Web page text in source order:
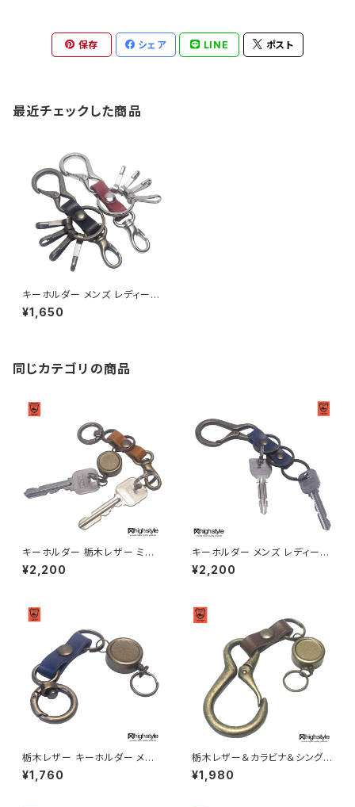
保存 シェア LINE ポスト
最近チェックした商品
キーホルダー メンズ レディース
日本製 栃木レザー＆ミニカラビ
ナ＆4連フック＋小型ナスカン キ
¥1,650
同じカテゴリの商品
キーホルダー 栃木レザー ミニ
丸カラビナ リールキー ミニナス
カン アンティークカラー キーホ
¥2,200
キーホルダー メンズ レディース
栃木レザー カラビナ 二重リング
×3 キーホルダー アクセサリー
¥2,200
栃木レザー キーホルダー メン
ズ レディース 日本製 栃木レザ
ー ミニ丸カラビナ シングルリー
¥1,760
栃木レザー＆カラビナ＆シングル
リールキー アンティークカラー
キーホルダー highstyle ハイ
¥1,980